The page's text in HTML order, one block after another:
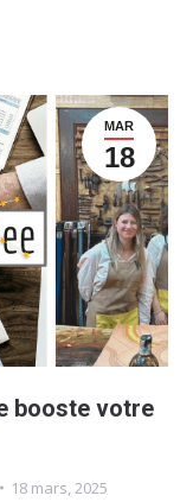
MAR
18
booste votre
18 mars, 2025